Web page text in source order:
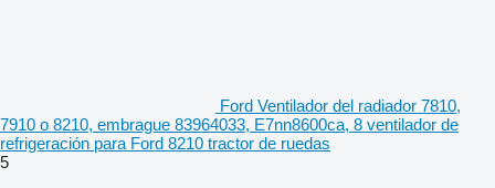
Ford Ventilador del radiador 7810,
7910 o 8210, embrague 83964033, E7nn8600ca, 8 ventilador de
refrigeración para Ford 8210 tractor de ruedas
5